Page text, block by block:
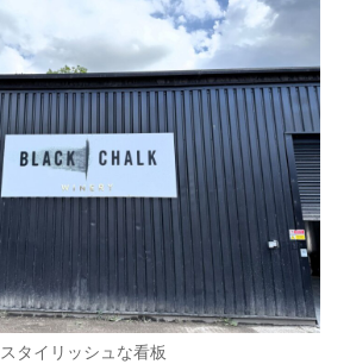
スタイリッシュな看板